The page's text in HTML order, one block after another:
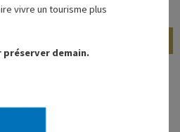
vivre un tourisme plus
préserver demain.